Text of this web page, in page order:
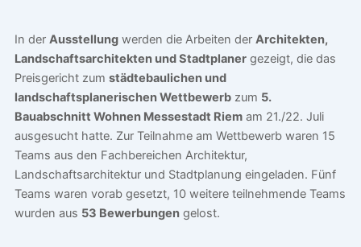
In der Ausstellungwerden die Arbeiten der Architekten,
Landschaftsarchitekten und Stadtplanergezeigt, die das
Preisgericht zum städtebaulichen und
landschaftsplanerischen Wettbewerbzum 5.
Bauabschnitt Wohnen Messestadt Riemam 21./22. Juli
ausgesucht hatte. Zur Teilnahme am Wettbewerb waren 15
Teams aus den Fachbereichen Architektur,
Landschaftsarchitektur und Stadtplanung eingeladen. Fünf
Teams waren vorab gesetzt, 10 weitere teilnehmende Teams
wurden aus 53 Bewerbungengelost.